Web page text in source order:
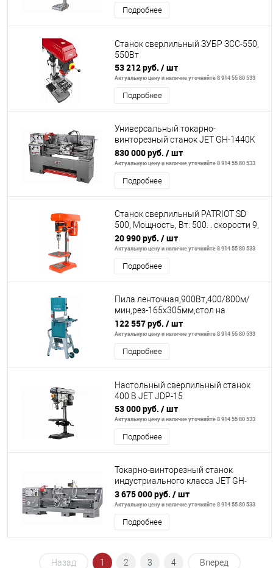
Подробнее
Станок сверлильный ЗУБР ЗСС-550,
550Вт
53 212 руб. / шт
Актуальную цену и наличие уточняйте 8 914 55 80 533
Подробнее
Универсальный токарно-
винторезный станок JET GH-1440K
DRO
830 000 руб. / шт
Актуальную цену и наличие уточняйте 8 914 55 80 533
Подробнее
Станок сверлильный PATRIOT SD
500, Мощность, Вт: 500. . скорости 9,
сверло 16мм, Тиски в комплекте.
20 990 руб. / шт
Актуальную цену и наличие уточняйте 8 914 55 80 533
Подробнее
Пила ленточная,900Вт,400/800м/
мин,рез-165х305мм,стол на
ножках,подсв,направляющая,+5полот
122 557 руб. / шт
Актуальную цену и наличие уточняйте 8 914 55 80 533
Подробнее
Настольный сверлильный станок
400 В JET JDP-15
53 000 руб. / шт
Актуальную цену и наличие уточняйте 8 914 55 80 533
Подробнее
Токарно-винторезный станок
индустриального класса JET GH-
3180 ZHD DRO
3 675 000 руб. / шт
Актуальную цену и наличие уточняйте 8 914 55 80 533
Подробнее
Назад 1 2 3 4 Вперед